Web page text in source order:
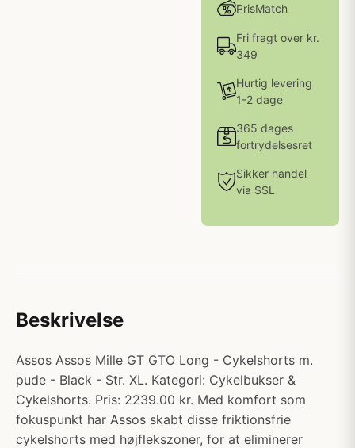
PrisMatch
Fri fragt over kr.
349
Hurtig levering
1-2 dage
365 dages
fortrydelsesret
Sikker handel
via SSL
Beskrivelse
Assos Assos Mille GT GTO Long - Cykelshorts m.
pude - Black - Str. XL. Kategori: Cykelbukser &
Cykelshorts. Pris: 2239.00 kr. Med komfort som
fokuspunkt har Assos skabt disse friktionsfrie
cykelshorts med højflekszoner, for at eliminerer